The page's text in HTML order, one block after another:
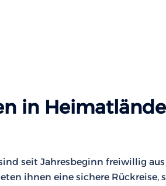
in
seit Jahresbeginn freiwillig
ihnen eine sichere Rückreise,